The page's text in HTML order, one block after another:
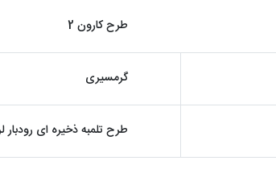
طرح کارون 2
گرمسیری
طرح تلمبه ذخیره ای رودبار